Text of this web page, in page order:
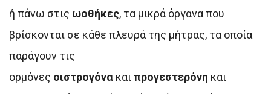
ή πάνω στις ωοθήκες, τα μικρά όργανα που
βρίσκονται σε κάθε πλευρά της μήτρας, τα οποία
παράγουν τις
ορμόνες οιστρογόνα καιπρογεστερόνη και